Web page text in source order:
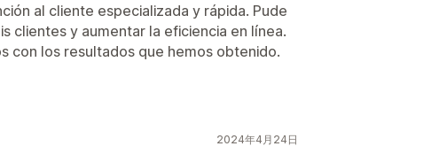
al cliente especializada y rápida. Pude
clientes y aumentar la eficiencia en línea.
con los resultados que hemos obtenido.
2024年4月24日